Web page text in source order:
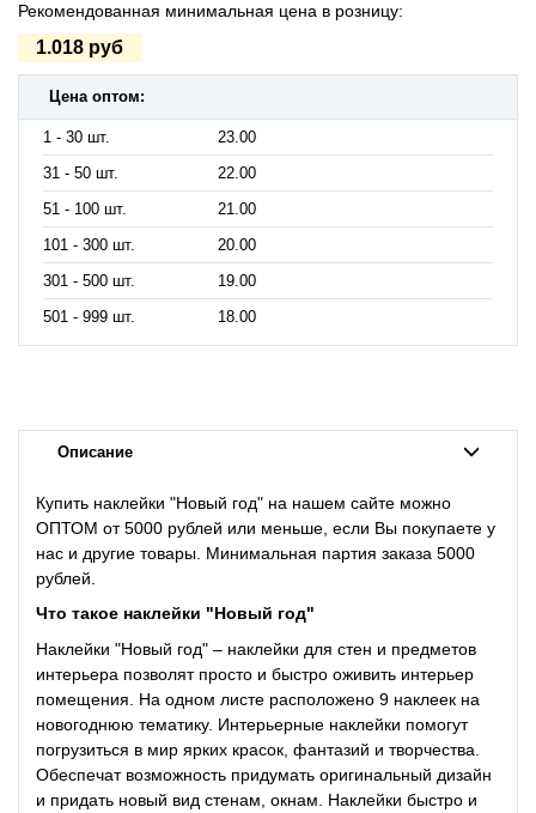
Рекомендованная минимальная цена в розницу:
1.018 руб
Цена оптом:
1 - 30 шт.
23.00
31 - 50 шт.
22.00
51 - 100 шт.
21.00
101 - 300 шт.
20.00
301 - 500 шт.
19.00
501 - 999 шт.
18.00
Описание
Купить наклейки "Новый год" на нашем сайте можно
ОПТОМ от 5000 рублей или меньше, если Вы покупаете у
нас и другие товары. Минимальная партия заказа 5000
рублей.
Что такое наклейки "Новый год"
Наклейки "Новый год" – наклейки для стен и предметов
интерьера позволят просто и быстро оживить интерьер
помещения. На одном листе расположено 9 наклеек на
новогоднюю тематику. Интерьерные наклейки помогут
погрузиться в мир ярких красок, фантазий и творчества.
Обеспечат возможность придумать оригинальный дизайн
и придать новый вид стенам, окнам. Наклейки быстро и